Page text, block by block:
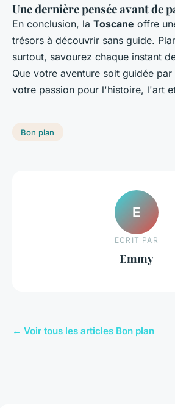
Une dernière pensée avant de
En conclusion, la Toscane offre
trésors à découvrir sans guide.
surtout, savourez chaque instant
Que votre aventure soit guidée
votre passion pour l'histoire, l'art
Bon plan
E
ECRIT PAR
Emmy
← Voir tous les articles Bon plan